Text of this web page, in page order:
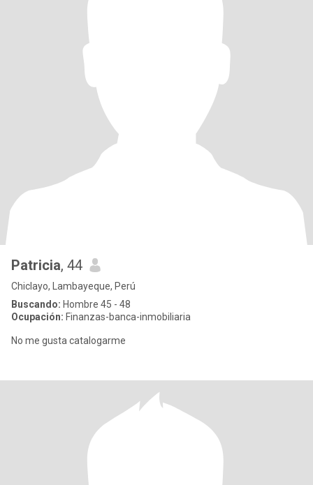
Patricia, 44
Chiclayo, Lambayeque, Perú
Buscando: Hombre 45 - 48
Ocupación: Finanzas-banca-inmobiliaria
No me gusta catalogarme